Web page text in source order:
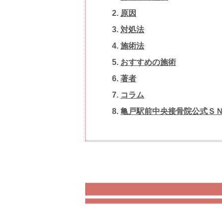
原因
対処法
施術法
おすすめの施術
著者
コラム
亀戸駅前中央接骨院 公式Ｓ